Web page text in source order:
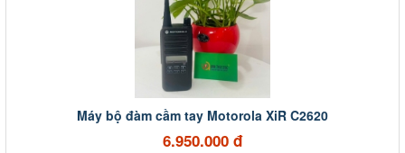
Máy bộ đàm cầm tay Motorola XiR C2620
6.950.000 đ